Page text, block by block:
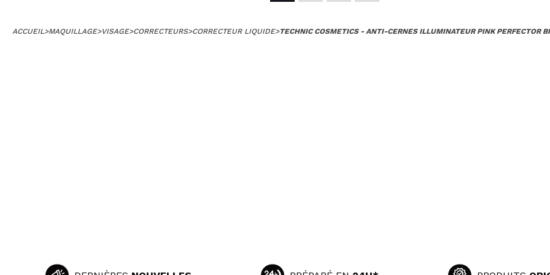
ACCUEIL>MAQUILLAGE>VISAGE>CORRECTEURS>CORRECTEUR LIQUIDE>TECHNIC COSMETICS - ANTI-CERNES ILLUMINATEUR PINK PERFECTOR